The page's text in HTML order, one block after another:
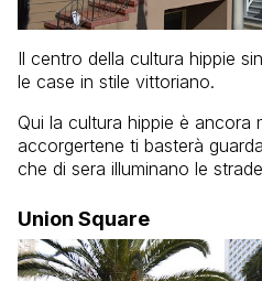
Il centro della cultura hippie
le case in stile vittoriano.
Qui la cultura hippie è ancora
accorgertene ti basterà
che di sera illuminano le
Union Square